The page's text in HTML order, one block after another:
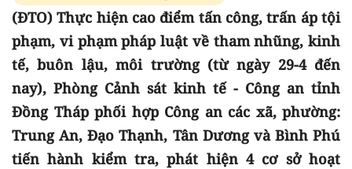
(ĐTO) Thực hiện cao điểm tấn công, trấn áp tội
phạm, vi phạm pháp luật về tham nhũng, kinh
tế, buôn lậu, môi trường (từ ngày 29-4 đến
nay), Phòng Cảnh sát kinh tế - Công an tỉnh
Đồng Tháp phối hợp Công an các xã, phường:
Trung An, Đạo Thạnh, Tân Dương và Bình Phú
tiến hành kiểm tra, phát hiện 4 cơ sở hoạt